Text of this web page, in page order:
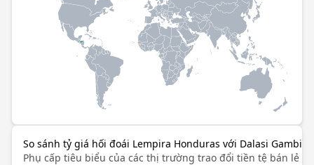
So sánh tỷ giá hối đoái Lempira Honduras với Dalasi Gambia
Phụ cấp tiêu biểu của các thị trường trao đổi tiền tệ bán lẻ